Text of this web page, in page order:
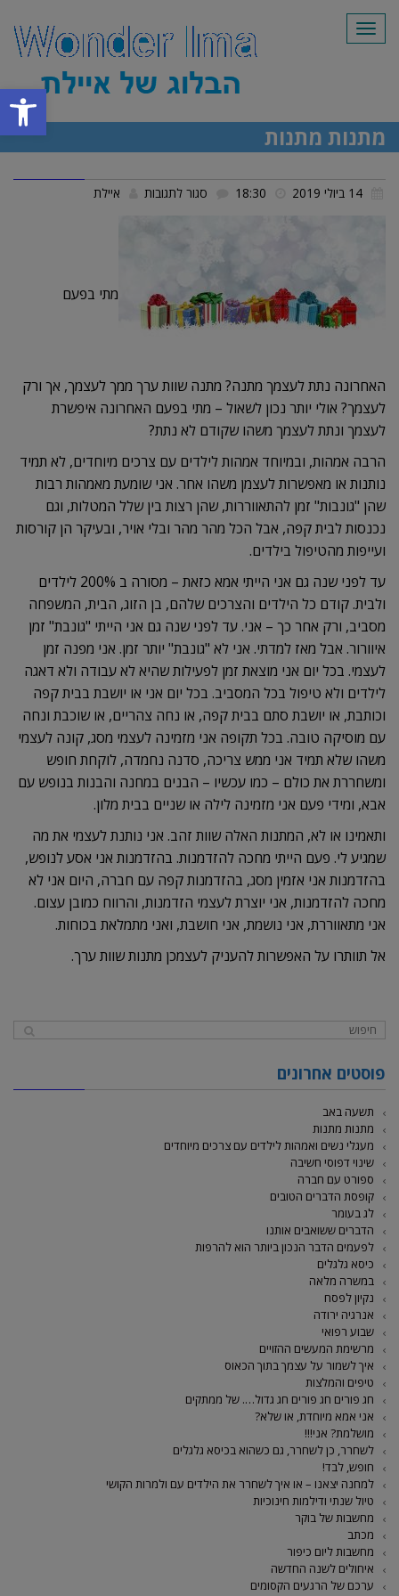
פתח
תפריט
מתנות מתנות
סגור לתגובות איילת
מתי בפעם
האחרונה נתת לעצמך מתנה? מתנה שוות ערך ממך לעצמך, אך ורק
לעצמך? אולי יותר נכון לשאול – מתי בפעם האחרונה איפשרת
לעצמך ונתת לעצמך משהו שקודם לא נתת?
הרבה אמהות, ובמיוחד אמהות לילדים עם צרכים מיוחדים, לא תמיד
נותנות או מאפשרות לעצמן משהו אחר. אני שומעת מאמהות רבות
שהן "גונבות" זמן להתאווררות, שהן רצות בין שלל המטלות, וגם
נכנסות לבית קפה, אבל הכל מהר מהר ובלי אויר, ובעיקר הן קורסות
ועייפות מהטיפול בילדים.
עד לפני שנה גם אני הייתי אמא כזאת – מסורה ב 200% לילדים
ולבית. קודם כל הילדים והצרכים שלהם, בן הזוג, הבית, המשפחה
מסביב, ורק אחר כך – אני. עד לפני שנה גם אני הייתי "גונבת" זמן
איוורור. אבל מאז למדתי. אני לא "גונבת" יותר זמן. אני מפנה זמן
לעצמי. בכל יום אני מוצאת זמן לפעילות שהיא לא עבודה ולא דאגה
לילדים ולא טיפול בכל המסביב. בכל יום אני או יושבת בבית קפה
וכותבת, או יושבת סתם בבית קפה, או נחה צהריים, או שוכבת ונחה
עם מוסיקה טובה. בכל תקופה אני מזמינה לעצמי מסג, קונה לעצמי
משהו שלא תמיד אני ממש צריכה, סדנה נחמדה, לוקחת חופש
ומשחררת את כולם – כמו עכשיו – הבנים במחנה והבנות בנופש עם
אבא, ומידי פעם אני מזמינה לילה או שניים בבית מלון.
ותאמינו או לא, המתנות האלה שוות זהב. אני נותנת לעצמי את מה
שמגיע לי. פעם הייתי מחכה להזדמנות. בהזדמנות אני אסע לנופש,
בהזדמנות אני אזמין מסג, בהזדמנות קפה עם חברה, היום אני לא
מחכה להזדמנות, אני יוצרת לעצמי הזדמנות, והרווח כמובן עצום.
אני מתאווררת, אני נושמת, אני חושבת, ואני מתמלאת בכוחות.
אל תוותרו על האפשרות להעניק לעצמכן מתנות שוות ערך.
פוסטים אחרונים
תשעה באב
מתנות מתנות
מעגלי נשים ואמהות לילדים עם צרכים מיוחדים
שינוי דפוסי חשיבה
ספורט עם חברה
קופסת הדברים הטובים
לג בעומר
הדברים ששואבים אותנו
לפעמים הדבר הנכון ביותר הוא להרפות
כיסא גלגלים
במשרה מלאה
נקיון לפסח
אנרגיה ירודה
שבוע רפואי
מרשימת המעשים ההזויים
איך לשמור על עצמך בתוך הכאוס
טיפים והמלצות
חג פורים חג פורים חג גדול…. של ממתקים
אני אמא מיוחדת, או שלא?
מושלמת? אני!!!
לשחרר, כן לשחרר, גם כשהוא בכיסא גלגלים
חופש, לבד!
למחנה יצאנו – או איך לשחרר את הילדים עם ולמרות הקושי
טיול שנתי ודילמות חינוכיות
מחשבות של בוקר
מכתב
מחשבות ליום כיפור
איחולים לשנה החדשה
ערכם של הרגעים הקסומים